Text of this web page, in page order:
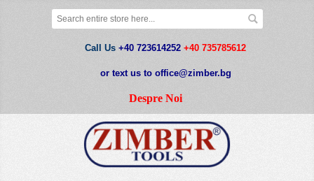
Call Us +40 723614252 +40 735785612
or text us to office@zimber.bg
Despre Noi